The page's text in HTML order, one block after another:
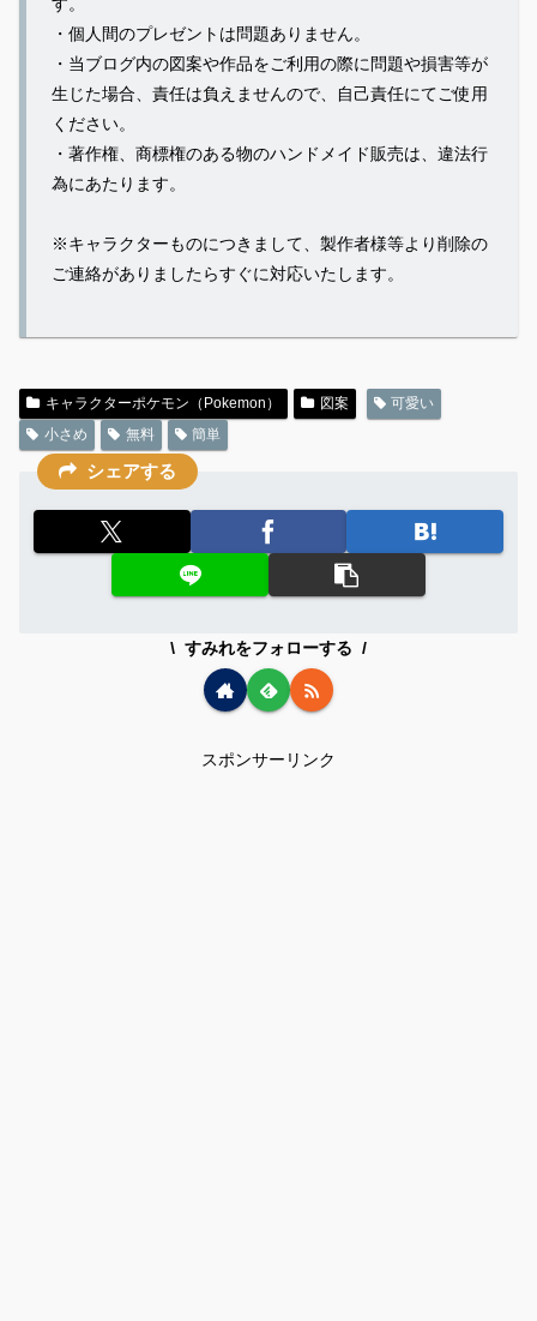
す。
・個人間のプレゼントは問題ありません。
・当ブログ内の図案や作品をご利用の際に問題や損害等が
生じた場合、責任は負えませんので、自己責任にてご使用
ください。
・著作権、商標権のある物のハンドメイド販売は、違法行
為にあたります。
※キャラクターものにつきまして、製作者様等より削除の
ご連絡がありましたらすぐに対応いたします。
キャラクターポケモン（Pokemon） 図案
可愛い
小さめ
無料 簡単
シェアする
すみれをフォローする
スポンサーリンク